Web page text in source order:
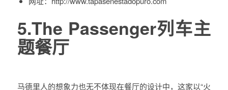
5.The Passenger列车主
题餐厅
马德里人的想象力也无不体现在餐厅的设计中，这家以“火